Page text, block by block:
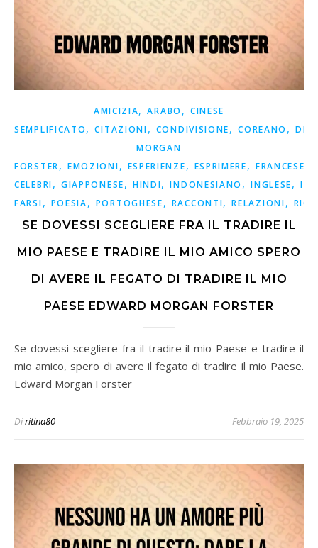
AMICIZIA,ARABO , CINESE
SEMPLIFICATO,CITAZIONI, CONDIVISIONE,COREANO ,
MORGAN
FORSTER, EMOZIONI, ESPERIENZE, ESPRIMERE, FRANCESE
CELEBRI, GIAPPONESE, HINDI,INDONESIANO ,INGLESE,
FARSI, POESIA, PORTOGHESE, RACCONTI,RELAZIONI,
SE DOVESSI SCEGLIERE FRA IL TRADIRE IL
MIO PAESE E TRADIRE IL MIO AMICO SPERO
DI AVERE IL FEGATO DI TRADIRE IL MIO
PAESE EDWARD MORGAN FORSTER
Se dovessi scegliere fra il tradire il mio Paese e tradire il
mio amico, spero di avere il fegato di tradire il mio Paese.
Edward Morgan Forster
Diritina80 Febbraio 19, 2025